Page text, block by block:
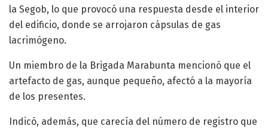
la Segob, lo que provocó una respuesta desde el interior
del edificio, donde se arrojaron cápsulas de gas
lacrimógeno.
Un miembro de la Brigada Marabunta mencionó que el
artefacto de gas, aunque pequeño, afectó a la mayoría
de los presentes.
Indicó, además, que carecía del número de registro que